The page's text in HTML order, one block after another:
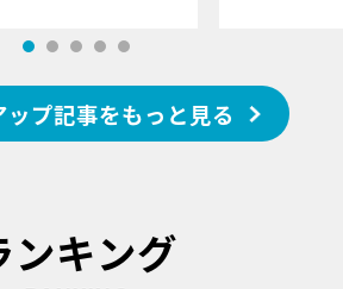
ップ記事をもっと見る
ンキング